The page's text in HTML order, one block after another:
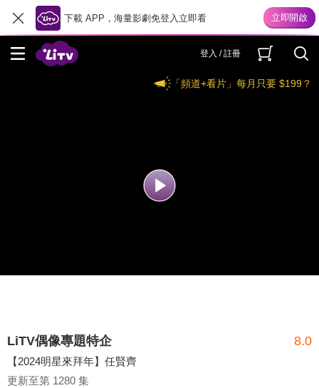
下載 APP，海量影劇免登入立即看
登入 / 註冊
「頻道+看片」每月只要 $199？
LiTV偶像專題特企 8.0
【2024明星來拜年】任賢齊
更新至第 1280 集